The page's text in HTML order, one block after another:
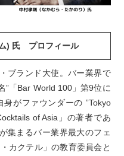
) 氏 プロフィール
ブランド大使。バー業界で
”「Bar World 100」第9位に
がファウンダーの ”Tokyo
of Asia」の著者であ
集まるバー業界最大のフェ
カクテル」の教育委員会と